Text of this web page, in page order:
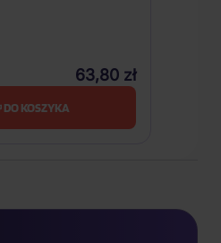
63,80 zł
DO KOSZYKA